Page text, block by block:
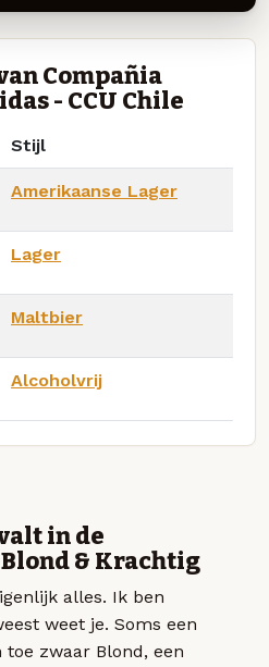
Compañia
- CCU Chile
Stijl
Amerikaanse Lager
Lager
Maltbier
Alcoholvrij
in de
& Krachtig
alles. Ik ben
weet je. Soms een
toe zwaar Blond, een